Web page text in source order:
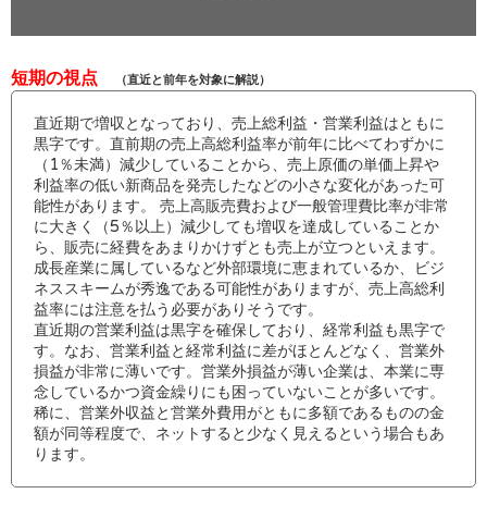
短期の視点 （直近と前年を対象に解説）
直近期で増収となっており、売上総利益・営業利益はともに
黒字です。直前期の売上高総利益率が前年に比べてわずかに
（1％未満）減少していることから、売上原価の単価上昇や
利益率の低い新商品を発売したなどの小さな変化があった可
能性があります。 売上高販売費および一般管理費比率が非常
に大きく（5％以上）減少しても増収を達成していることか
ら、販売に経費をあまりかけずとも売上が立つといえます。
成長産業に属しているなど外部環境に恵まれているか、ビジ
ネススキームが秀逸である可能性がありますが、売上高総利
益率には注意を払う必要がありそうです。
直近期の営業利益は黒字を確保しており、経常利益も黒字で
す。なお、営業利益と経常利益に差がほとんどなく、営業外
損益が非常に薄いです。営業外損益が薄い企業は、本業に専
念しているかつ資金繰りにも困っていないことが多いです。
稀に、営業外収益と営業外費用がともに多額であるものの金
額が同等程度で、ネットすると少なく見えるという場合もあ
ります。